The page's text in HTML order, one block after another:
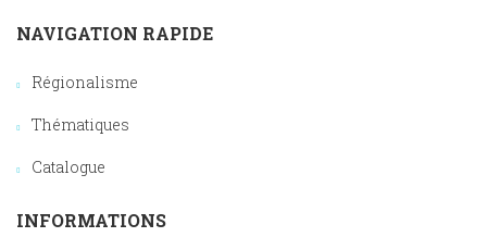
NAVIGATION RAPIDE
Régionalisme
Thématiques
Catalogue
INFORMATIONS